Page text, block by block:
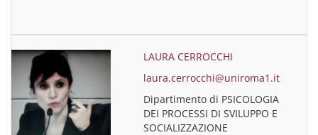
LAURA CERROCCHI
laura.cerrocchi@uniroma1.it
Dipartimento di PSICOLOGIA
DEI PROCESSI DI SVILUPPO E
SOCIALIZZAZIONE